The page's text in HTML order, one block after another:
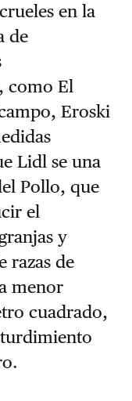
en la
de
como El
Eroski
Lidl se una
Pollo, que
el
y
razas de
menor
cuadrado,